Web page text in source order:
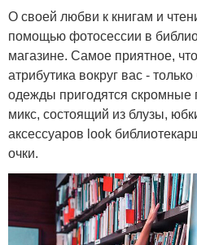
О своей любви к книгам и
помощью фотосессии в
магазине. Самое приятное,
атрибутика вокруг вас -
одежды пригодятся скромные
микс, состоящий из блузы,
аксессуаров look
очки.